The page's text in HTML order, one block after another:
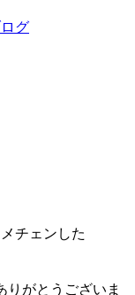
グ
チェンした
りがとうございま